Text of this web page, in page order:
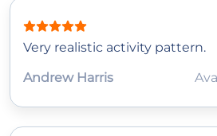
Very realistic activity pattern.
Andrew Harris